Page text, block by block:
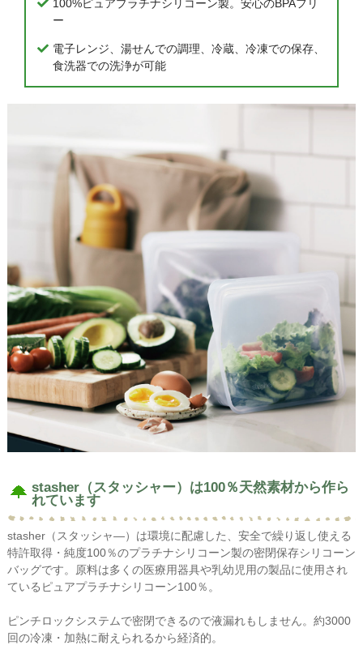
100%ピュアプラチナシリコーン製。安心のBPAフリ
ー
電子レンジ、湯せんでの調理、冷蔵、冷凍での保存、
食洗器での洗浄が可能
stasher（スタッシャー）は100％天然素材から作ら
れています
stasher（スタッシャ―）は環境に配慮した、安全で繰り返し使える
特許取得・純度100％のプラチナシリコーン製の密閉保存シリコーン
バッグです。原料は多くの医療用器具や乳幼児用の製品に使用され
ているピュアプラチナシリコーン100％。
ピンチロックシステムで密閉できるので液漏れもしません。約3000
回の冷凍・加熱に耐えられるから経済的。